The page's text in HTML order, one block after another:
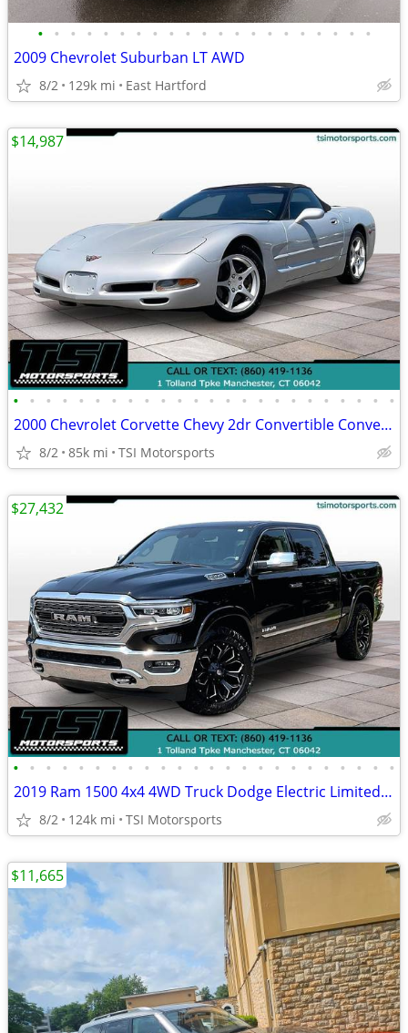
• • • • • • • • • • • • • • • • • • • • •
2009 Chevrolet Suburban LT AWD
8/2 129k mi East Hartford
• • • • • • • • • • • • • • • • • • • • • • • •
2000 Chevrolet Corvette Chevy 2dr Convertible Convertible
8/2 85k mi TSI Motorsports
$14,987
• • • • • • • • • • • • • • • • • • • • • • • •
2019 Ram 1500 4x4 4WD Truck Dodge Electric Limited Crew Cab 57 Box Crew Cab
8/2 124k mi TSI Motorsports
$27,432
$11,665